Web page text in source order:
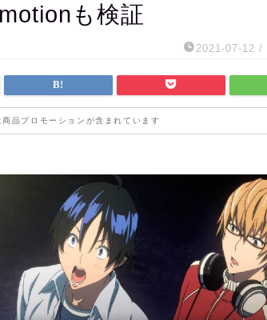
も検証
2021-07-12 /
商品プロモーションが含まれています